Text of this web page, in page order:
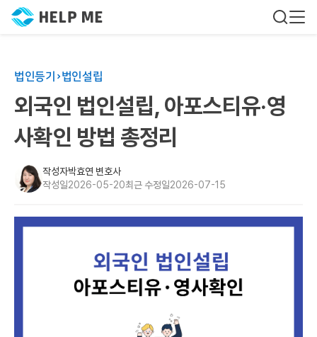
법인등기 법인설립
외국인 법인설립, 아포스티유·영
사확인 방법 총정리
작성자박효연 변호사
작성일2026-05-20최근 수정일2026-07-15